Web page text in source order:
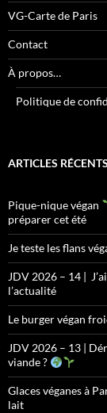
VG-Carte de Paris
Contact
À propos…
Politique de
ARTICLES RÉCENTS
Pique-nique végan
préparer cet été
Je teste les flans
JDV 2026 – 14 |
l’actualité
Le burger végan
JDV 2026 – 13 |
viande ?
Glaces véganes à
lait